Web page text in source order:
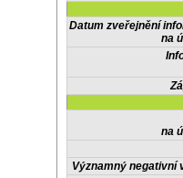
Datum zveřejnění
na
na
Významný negativní